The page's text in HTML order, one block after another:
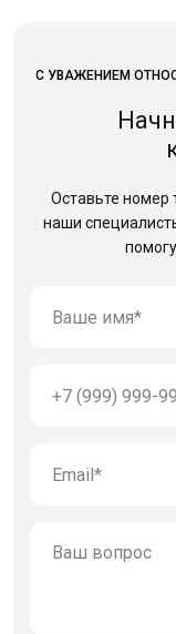
С УВАЖЕНИЕМ
Оставьте номер
наши